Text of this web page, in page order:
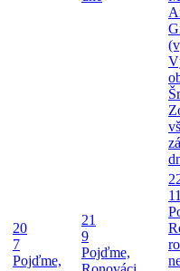
20
7
Pojďme,
21
9
Pojďme,